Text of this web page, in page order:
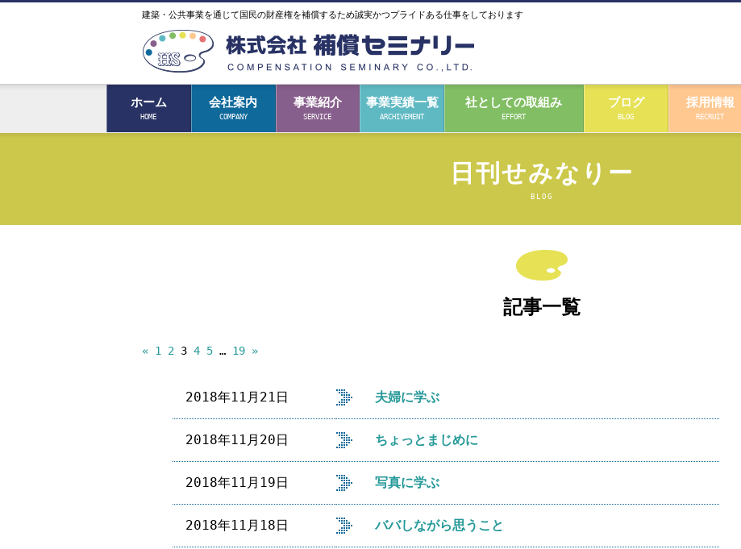
建築・公共事業を通じて国民の財産権を補償するため誠実かつプライドある仕事をしております
ホーム
HOME
会社案内
COMPANY
事業紹介
SERVICE
事業実績一覧
ARCHIVEMENT
社としての取組み
EFFORT
ブログ
BLOG
採用情報
RECRUIT
日刊せみなりー
BLOG
記事一覧
投
« 1 2 3 4 5 … 19 »
2018年11月21日 夫婦に学ぶ
2018年11月20日 ちょっとまじめに
2018年11月19日 写真に学ぶ
2018年11月18日 ババしながら思うこと